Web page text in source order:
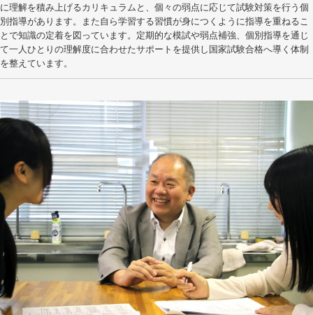
に理解を積み上げるカリキュラムと、個々の弱点に応じて試験対策を行う個
別指導があります。また自ら学習する習慣が身につくように指導を重ねるこ
とで知識の定着を図っています。定期的な模試や弱点補強、個別指導を通じ
て一人ひとりの理解度に合わせたサポートを提供し国家試験合格へ導く体制
を整えています。